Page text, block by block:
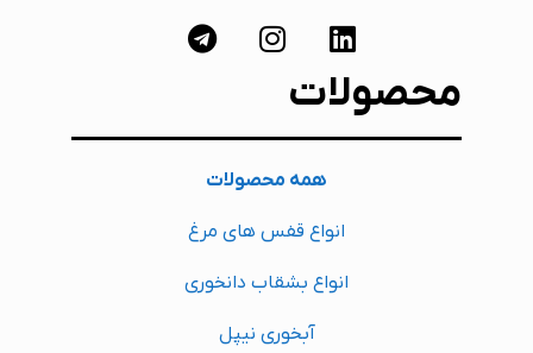
محصولات
همه محصولات
انواع قفس های مرغ
انواع بشقاب دانخوری
آبخوری نیپل